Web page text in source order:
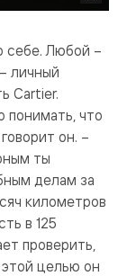
себе. Любой –
личный
Cartier.
понимать, что
он. –
ты
делам за
километров
в 125
проверить,
целью он